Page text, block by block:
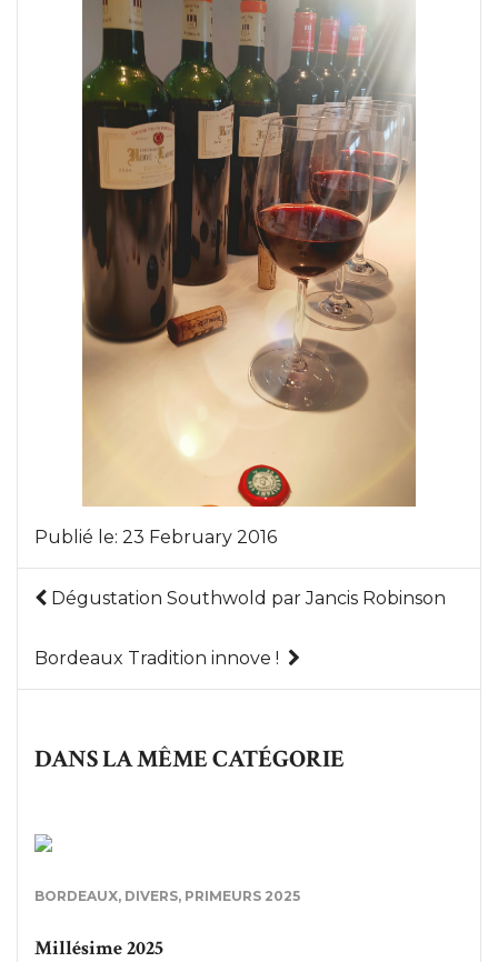
Publié le: 23 February 2016
Dégustation Southwold par Jancis Robinson
Bordeaux Tradition innove !
DANS LA MÊME CATÉGORIE
BORDEAUX, DIVERS, PRIMEURS 2025
Millésime 2025